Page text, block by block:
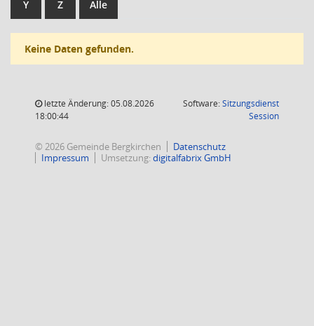
Y Z Alle
Keine Daten gefunden.
letzte Änderung: 05.08.2026
18:00:44
Software:Sitzungsdienst
Session(Wird in
© 2026 Gemeinde Bergkirchen
Datenschutz
Impressum
Umsetzung:digitalfabrix GmbH